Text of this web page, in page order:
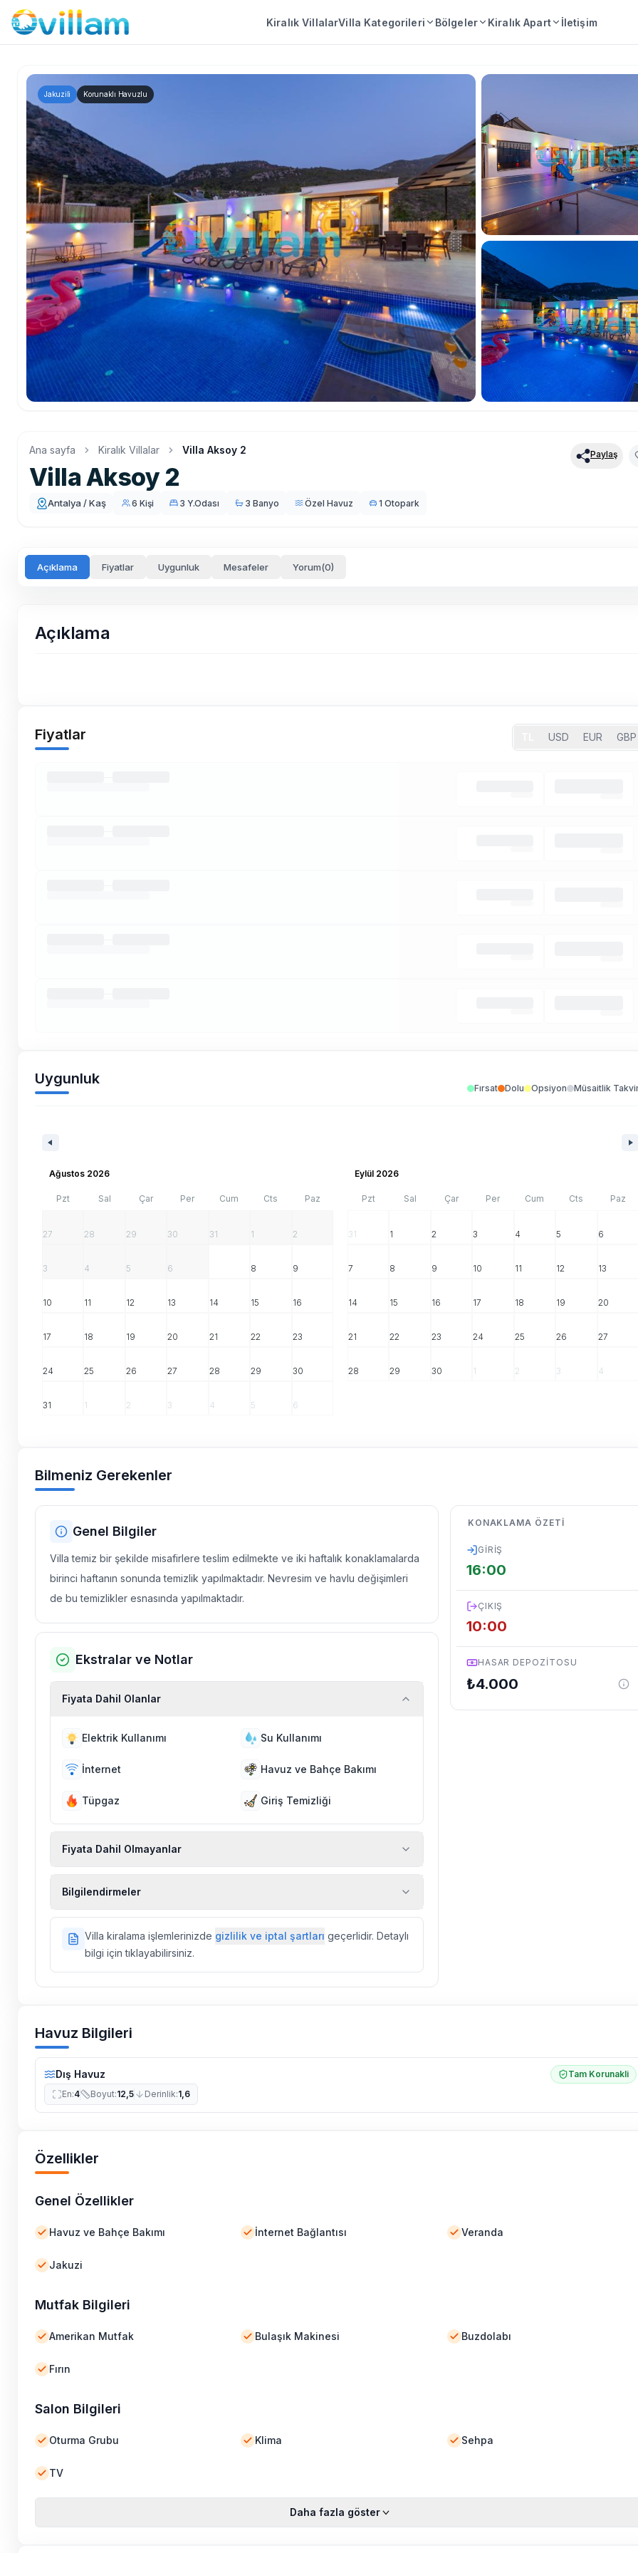
Kiralık VillalarVilla Kategorileri Bölgeler Kiralık Apart İletişim
Jakuzili Korunaklı Havuzlu
Ana sayfa Kiralık Villalar Villa Aksoy 2
Villa Aksoy 2
Paylaş
Antalya / Kaş 6 Kişi 3 Y.Odası 3 Banyo Özel Havuz 1 Otopark
Açıklama Fiyatlar Uygunluk Mesafeler Yorum(0)
Açıklama
Fiyatlar USD EUR GBP
Uygunluk
Fırsat Dolu Opsiyon Müsaitlik
Ağustos 2026
Pzt Sal Çar Per Cum Cts Paz
27 28 29 30 31 1 2
3 4 5 6 8 9
10 11 12 13 14 15 16
17 18 19 20 21 22 23
24 25 26 27 28 29 30
31 1 2 3 4 5 6
Eylül 2026
Pzt Sal Çar Per Cum Cts Paz
31 1 2 3 4 5 6
7 8 9 10 11 12 13
14 15 16 17 18 19 20
21 22 23 24 25 26 27
28 29 30 1 2 3 4
Bilmeniz Gerekenler
Genel Bilgiler
Villa temiz bir şekilde misafirlere teslim edilmekte ve iki haftalık konaklamalarda
birinci haftanın sonunda temizlik yapılmaktadır. Nevresim ve havlu değişimleri
de bu temizlikler esnasında yapılmaktadır.
Ekstralar ve Notlar
Fiyata Dahil Olanlar
Elektrik Kullanımı Su Kullanımı
İnternet Havuz ve Bahçe Bakımı
Tüpgaz Giriş Temizliği
Fiyata Dahil Olmayanlar
Bilgilendirmeler
ilaçlama yapılmaktadır. Buna rağmen çevrede kelebek, böcek, sinek
vs. bulunma ihtimali vardır.
Villalarımızın bulunmuş olduğu bölgelerde dönemsel olarak altyapı
Villa kiralama işlemlerinizde gizlilik ve iptal şartları geçerlidir. Detaylı
bilgi için tıklayabilirsiniz.
KONAKLAMA ÖZETI
GIRIŞ
16:00
ÇIKIŞ
10:00
HASAR DEPOZITOSU
₺4.000
Havuz Bilgileri
Dış Havuz
Tam Korunakli
En:4 Boyut:12,5 Derinlik:1,6
Özellikler
Genel Özellikler
Havuz ve Bahçe Bakımı İnternet Bağlantısı Veranda
Jakuzi
Mutfak Bilgileri
Amerikan Mutfak Bulaşık Makinesi Buzdolabı
Fırın
Salon Bilgileri
Oturma Grubu Klima Sehpa
TV
Daha fazla göster